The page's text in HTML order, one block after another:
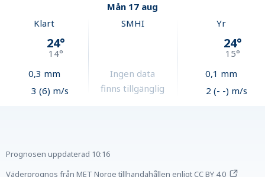
Mån 17 aug
Klart
24°
14°
0,3 mm
3 (6) m/s
SMHI
Ingen data
finns tillgänglig
Yr
24°
15°
0,1 mm
2 (- -) m/s
Prognosen uppdaterad 10:16
Väderprognos från MET Norge tillhandahållen enligtCC BY 4.0